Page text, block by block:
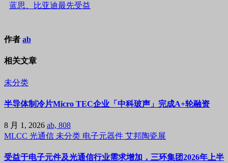
蓝思、比亚迪最先受益
作者 ab
相关文章
未分类
半导体制冷片Micro TEC企业「中科玻声」完成A+轮融资
8 月 1, 2026 ab, 808
MLCC 光通信 未分类 电子元器件 艾邦陶瓷展
受益于电子元件及光通信行业需求增加，三环集团2026年上半